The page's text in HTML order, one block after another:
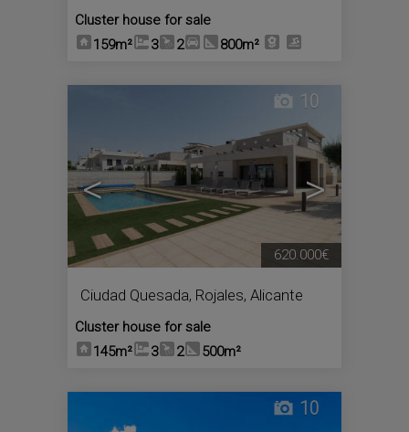
Cluster house for sale
159m²
3 2 800m²
< >
10
Ciudad Quesada, Rojales, Alicante
Cluster house for sale
145m²
3 2 500m²
620.000€
10